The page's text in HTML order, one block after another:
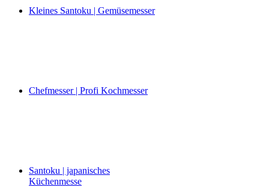
Kleines Santoku | Gemüsemesser
Chefmesser | Profi Kochmesser
Santoku | japanisches
Küchenmesse